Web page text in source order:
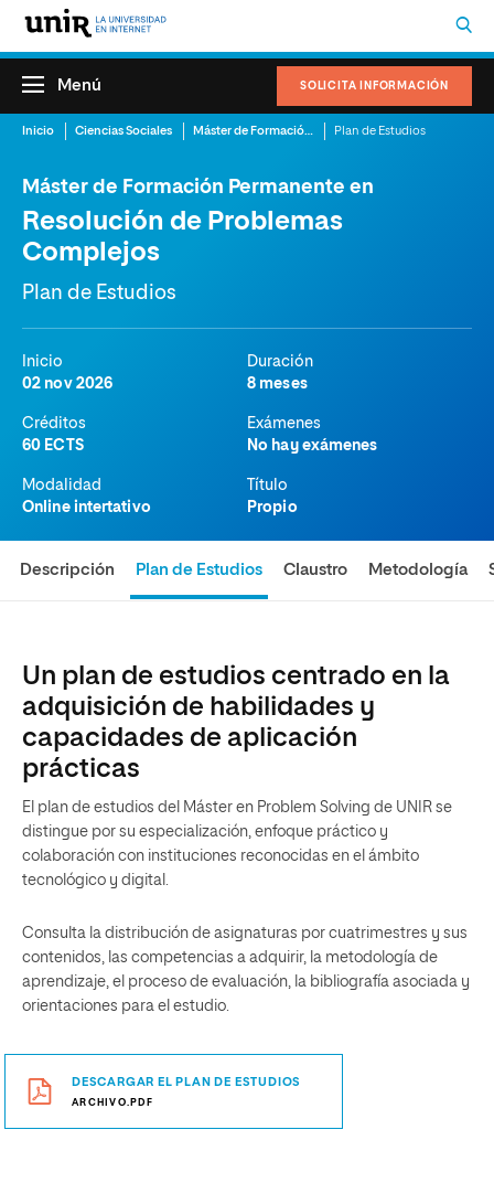
SOLICITA INFORMACIÓN
Menú
Inicio Ciencias Sociales Máster de Formación Permanente en Resolución de Problemas Complejos Plan de Estudios
Máster de Formación Permanente en
Resolución de Problemas
Complejos
Plan de Estudios
Inicio
02 nov 2026
Duración
8 meses
Créditos
60 ECTS
Exámenes
No hay exámenes
Modalidad
Online intertativo
Título
Propio
Descripción Plan de Estudios Claustro Metodología
Un plan de estudios centrado en la
adquisición de habilidades y
capacidades de aplicación
prácticas
El plan de estudios del Máster en Problem Solving de UNIR se
distingue por su especialización, enfoque práctico y
colaboración con instituciones reconocidas en el ámbito
tecnológico y digital.
Consulta la distribución de asignaturas por cuatrimestres y sus
contenidos, las competencias a adquirir, la metodología de
aprendizaje, el proceso de evaluación, la bibliografía asociada y
orientaciones para el estudio.
DESCARGAR EL PLAN DE ESTUDIOS
ARCHIVO.PDF